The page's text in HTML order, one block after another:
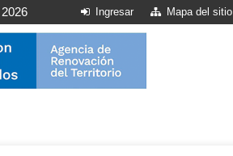
Ingresar Mapa del sitio